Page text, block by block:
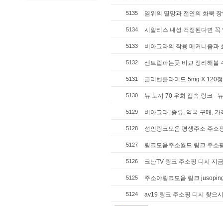
5135 염위의 멸망과 전연의 화북
5134 시알리스 내성 걱정된다면
5133 비아그라의 작용 메커니즘과
5132 센트립파는곳 비교 정리해볼
5131 글리벤클라미드 5mg X 120
5130 뉴 토끼 70 우회 접속 링크 -
5129 비아그라: 종류, 약국 구매,
5128 성인링크모음 평생주소 주소
5127 링크모음주소월드 링크 주소
5126 코난TV 링크 주소핑 디시 지
5125 주소야링크모음 링크
5124 av19 링크 주소핑 디시 찾으